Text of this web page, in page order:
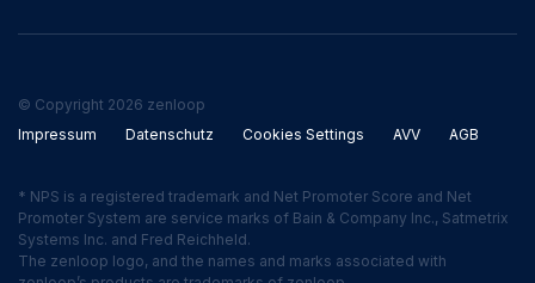
© Copyright 2026 zenloop
Impressum
Datenschutz Cookies Settings AVV AGB
* NPS is a registered trademark and Net Promoter Score and Net
Promoter System are service marks of Bain & Company Inc., Satmetrix
Systems Inc. and Fred Reichheld.
The zenloop logo, and the names and marks associated with